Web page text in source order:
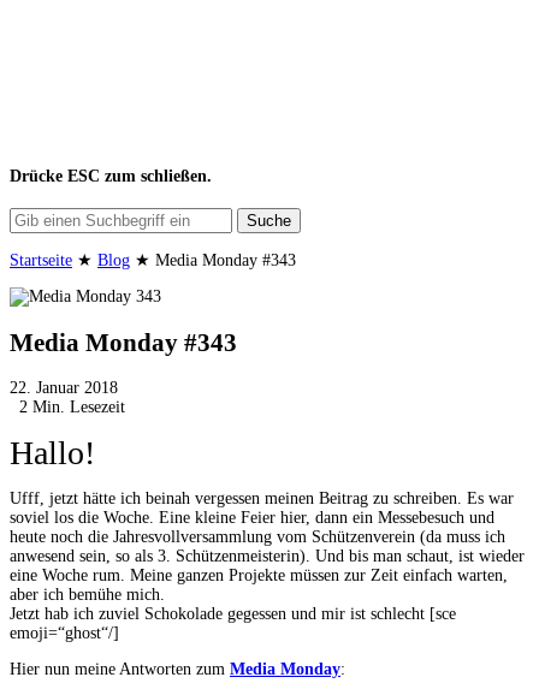
Drücke ESC zum schließen.
Suche
Startseite ★ Blog ★ Media Monday #343
Media Monday #343
22. Januar 2018
2 Min. Lesezeit
Hallo!
Ufff, jetzt hätte ich beinah vergessen meinen Beitrag zu schreiben. Es war
soviel los die Woche. Eine kleine Feier hier, dann ein Messebesuch und
heute noch die Jahresvollversammlung vom Schützenverein (da muss ich
anwesend sein, so als 3. Schützenmeisterin). Und bis man schaut, ist wieder
eine Woche rum. Meine ganzen Projekte müssen zur Zeit einfach warten,
aber ich bemühe mich.
Jetzt hab ich zuviel Schokolade gegessen und mir ist schlecht [sce
emoji=“ghost“/]
Hier nun meine Antworten zum Media Monday: